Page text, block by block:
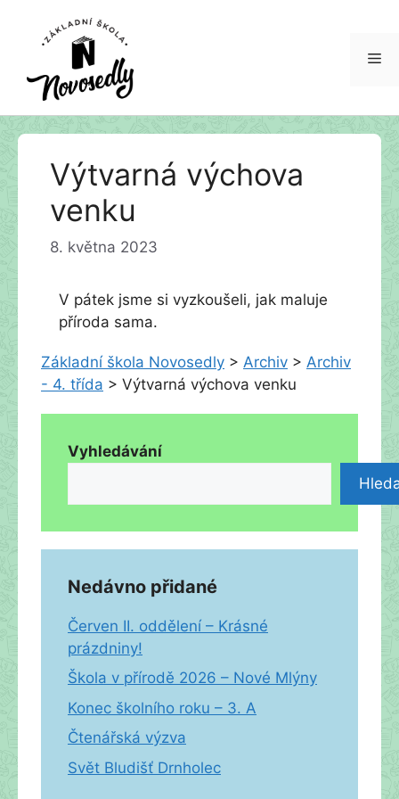
Přeskočit
Výtvarná výchova
venku
8. května 2023
V pátek jsme si vyzkoušeli, jak maluje
příroda sama.
Základní škola Novosedly > Archiv > Archiv
- 4. třída > Výtvarná výchova venku
Vyhledávání
Nedávno přidané
Červen II. oddělení – Krásné
prázdniny!
Škola v přírodě 2026 – Nové Mlýny
Konec školního roku – 3. A
Čtenářská výzva
Svět Bludišť Drnholec